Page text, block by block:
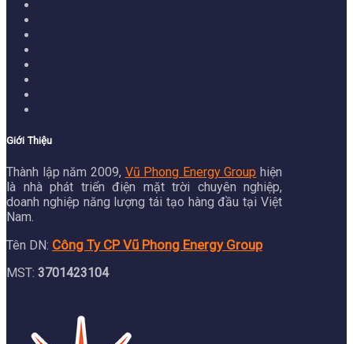
Giới Thiệu
Thành lập năm 2009, Vũ Phong Energy Group hiện
là nhà phát triển điện mặt trời chuyên nghiệp,
doanh nghiệp năng lượng tái tạo hàng đầu tại Việt
Nam.
Tên DN: Công Ty CP Vũ Phong Energy Group
MST: 3701423104